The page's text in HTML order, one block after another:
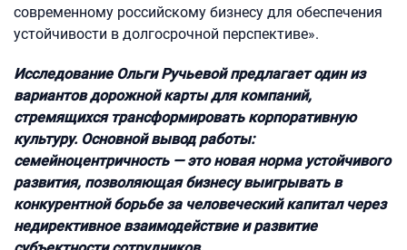
современному российскому бизнесу для обеспечения
устойчивости в долгосрочной перспективе».
Исследование Ольги Ручьевой предлагает один из
вариантов дорожной карты для компаний,
стремящихся трансформировать корпоративную
культуру. Основной вывод работы:
семейноцентричность — это новая норма устойчивого
развития, позволяющая бизнесу выигрывать в
конкурентной борьбе за человеческий капитал через
недирективное взаимодействие и развитие